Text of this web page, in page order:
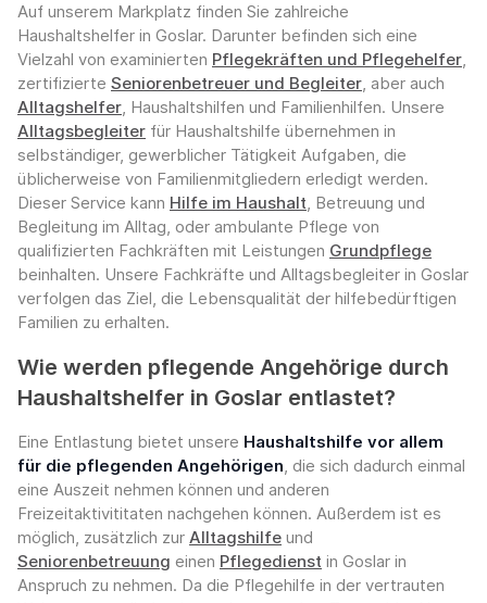
Auf unserem Markplatz finden Sie zahlreiche
Haushaltshelfer in Goslar. Darunter befinden sich eine
Vielzahl von examinierten Pflegekräften und Pflegehelfer,
zertifizierte Seniorenbetreuer und Begleiter, aber auch
Alltagshelfer, Haushaltshilfen und Familienhilfen. Unsere
Alltagsbegleiter für Haushaltshilfe übernehmen in
selbständiger, gewerblicher Tätigkeit Aufgaben, die
üblicherweise von Familienmitgliedern erledigt werden.
Dieser Service kann Hilfe im Haushalt, Betreuung und
Begleitung im Alltag, oder ambulante Pflege von
qualifizierten Fachkräften mit Leistungen Grundpflege
beinhalten. Unsere Fachkräfte und Alltagsbegleiter in Goslar
verfolgen das Ziel, die Lebensqualität der hilfebedürftigen
Familien zu erhalten.
Wie werden pflegende Angehörige durch
Haushaltshelfer in Goslar entlastet?
Eine Entlastung bietet unsere Haushaltshilfe vor allem
für die pflegenden Angehörigen, die sich dadurch einmal
eine Auszeit nehmen können und anderen
Freizeitaktivititaten nachgehen können. Außerdem ist es
möglich, zusätzlich zur Alltagshilfe und
Seniorenbetreuung einen Pflegedienst in Goslar in
Anspruch zu nehmen. Da die Pflegehilfe in der vertrauten